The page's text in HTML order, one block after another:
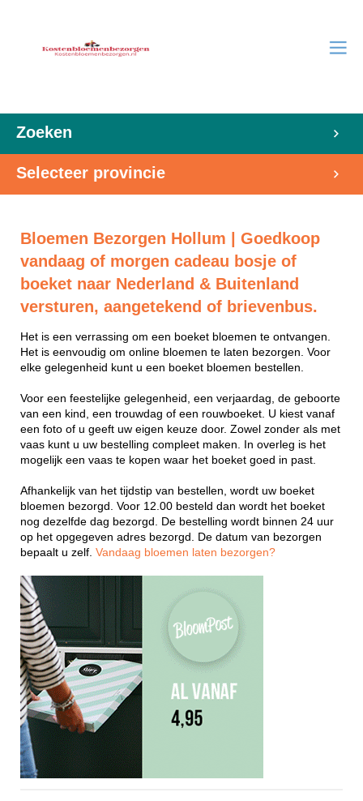
Zoeken
Selecteer provincie
Bloemen Bezorgen Hollum | Goedkoop
vandaag of morgen cadeau bosje of
boeket naar Nederland & Buitenland
versturen, aangetekend of brievenbus.
Het is een verrassing om een boeket bloemen te ontvangen.
Het is eenvoudig om online bloemen te laten bezorgen. Voor
elke gelegenheid kunt u een boeket bloemen bestellen.
Voor een feestelijke gelegenheid, een verjaardag, de geboorte
van een kind, een trouwdag of een rouwboeket. U kiest vanaf
een foto of u geeft uw eigen keuze door. Zowel zonder als met
vaas kunt u uw bestelling compleet maken. In overleg is het
mogelijk een vaas te kopen waar het boeket goed in past.
Afhankelijk van het tijdstip van bestellen, wordt uw boeket
bloemen bezorgd. Voor 12.00 besteld dan wordt het boeket
nog dezelfde dag bezorgd. De bestelling wordt binnen 24 uur
op het opgegeven adres bezorgd. De datum van bezorgen
bepaalt u zelf. Vandaag bloemen laten bezorgen?